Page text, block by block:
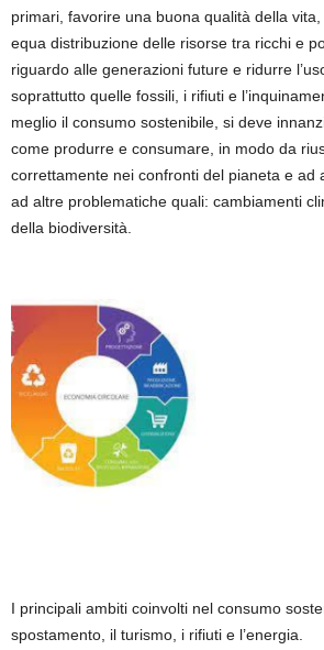
primari, favorire una buona qualità della
equa distribuzione delle risorse tra ricchi e
riguardo alle generazioni future e ridurre
soprattutto quelle fossili, i rifiuti e
meglio il consumo sostenibile, si deve
come produrre e consumare, in modo da
correttamente nei confronti del pianeta e ad
ad altre problematiche quali: cambiamenti
della biodiversità.
I principali ambiti coinvolti nel consumo
spostamento, il turismo, i rifiuti e l’energia.